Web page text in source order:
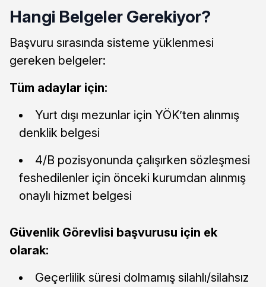
Hangi Belgeler Gerekiyor?
Başvuru sırasında sisteme yüklenmesi
gereken belgeler:
Tüm adaylar için:
Yurt dışı mezunlar için YÖK’ten alınmış
denklik belgesi
4/B pozisyonunda çalışırken sözleşmesi
feshedilenler için önceki kurumdan alınmış
onaylı hizmet belgesi
Güvenlik Görevlisi başvurusu için ek
olarak:
Geçerlilik süresi dolmamış silahlı/silahsız